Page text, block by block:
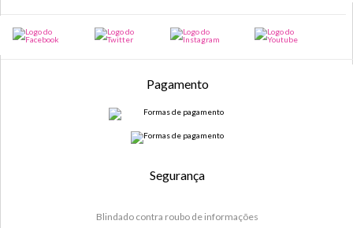
Pagamento
Segurança
Blindado contra roubo de informações